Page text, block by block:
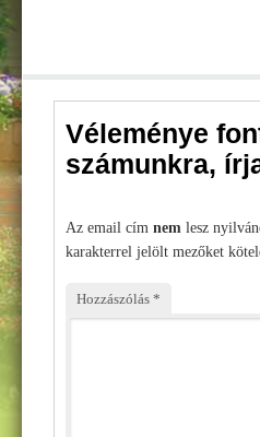
Homlokzati hőszigetelés
Padló és lábazati szigetelés
Tetőszigetelés – hogy a
Festés
Kültéri falfesték – mire
Véleménye
számunkra,
Az email cím nem lesz
karakterrel jelölt mezőket
Hozzászólás *